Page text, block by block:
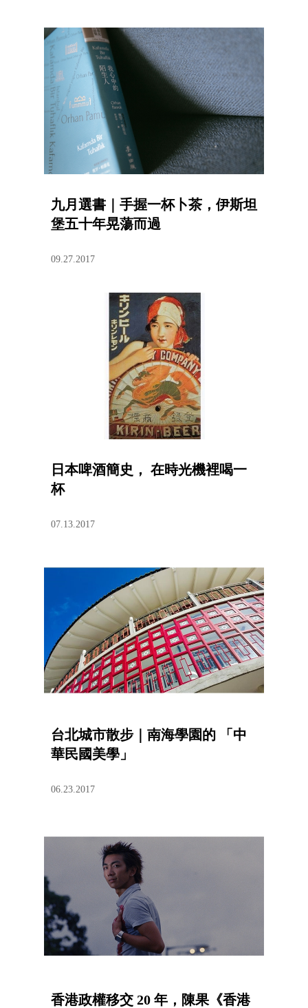
九月選書｜手握一杯卜茶，伊斯坦
堡五十年晃蕩而過
09.27.2017
日本啤酒簡史， 在時光機裡喝一
杯
07.13.2017
台北城市散步｜南海學園的 「中
華民國美學」
06.23.2017
香港政權移交 20 年，陳果《香港